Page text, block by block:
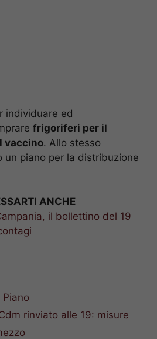
individuare ed
frigoriferi per il
vaccino. Allo stesso
un piano per la distribuzione
ANCHE
il bollettino del 19
Piano
rinviato alle 19: misure